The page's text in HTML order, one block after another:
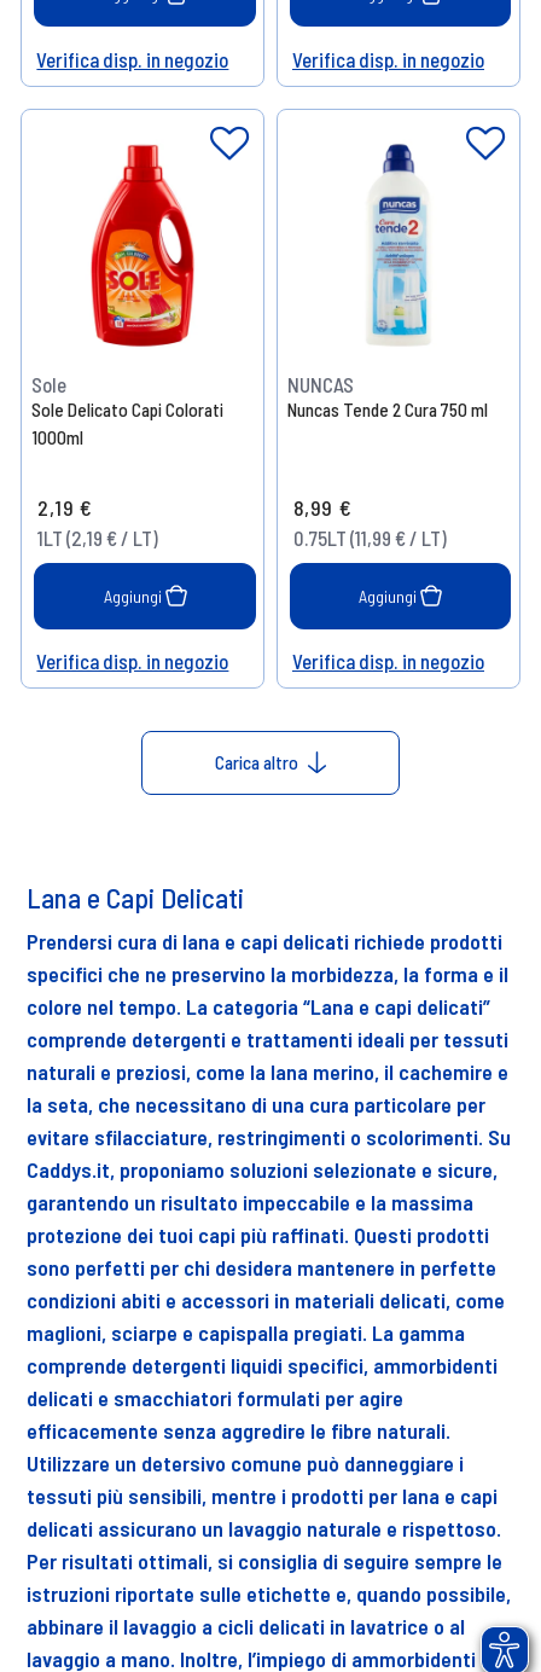
Help
Verifica disp. in negozio
Help
Verifica disp. in negozio
Sole
Sole Delicato Capi Colorati
1000ml
2,19 €
1LT (2,19 € / LT)
Aggiungi
Help
Verifica disp. in negozio
NUNCAS
Nuncas Tende 2 Cura 750 ml
8,99 €
0.75LT (11,99 € / LT)
Aggiungi
Help
Verifica disp. in negozio
Carica altro
Lana e Capi Delicati
Prendersi cura di lana e capi delicati richiede prodotti
specifici che ne preservino la morbidezza, la forma e il
colore nel tempo. La categoria “Lana e capi delicati”
comprende detergenti e trattamenti ideali per tessuti
naturali e preziosi, come la lana merino, il cachemire e
la seta, che necessitano di una cura particolare per
evitare sfilacciature, restringimenti o scolorimenti. Su
Caddys.it, proponiamo soluzioni selezionate e sicure,
garantendo un risultato impeccabile e la massima
protezione dei tuoi capi più raffinati. Questi prodotti
sono perfetti per chi desidera mantenere in perfette
condizioni abiti e accessori in materiali delicati, come
maglioni, sciarpe e capispalla pregiati. La gamma
comprende detergenti liquidi specifici, ammorbidenti
delicati e smacchiatori formulati per agire
efficacemente senza aggredire le fibre naturali.
Utilizzare un detersivo comune può danneggiare i
tessuti più sensibili, mentre i prodotti per lana e capi
delicati assicurano un lavaggio naturale e rispettoso.
Per risultati ottimali, si consiglia di seguire sempre le
istruzioni riportate sulle etichette e, quando possibile,
abbinare il lavaggio a cicli delicati in lavatrice o al
lavaggio a mano. Inoltre, l’impiego di ammorbidenti